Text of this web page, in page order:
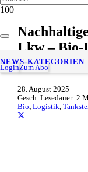
LoginZum Abo
NEWS-KATEGORIEN
Lkw – Bio-
politischer
28. August 2025
Gesch. Lesedauer: 2
Bio, Logistik,